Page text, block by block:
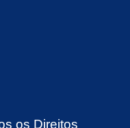
os Direitos